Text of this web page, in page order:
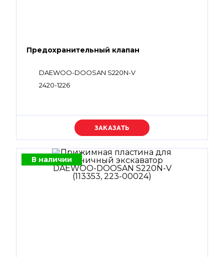
Предохранительный клапан
DAEWOO-DOOSAN S220N-V
2420-1226
Уточняйте цену
В наличии